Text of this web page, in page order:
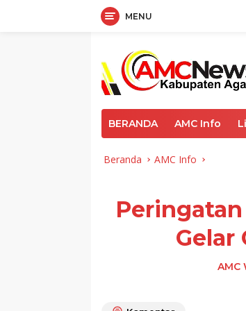
MENU
BERANDA AMC Info
Beranda AMC Info
Gelar
AMC